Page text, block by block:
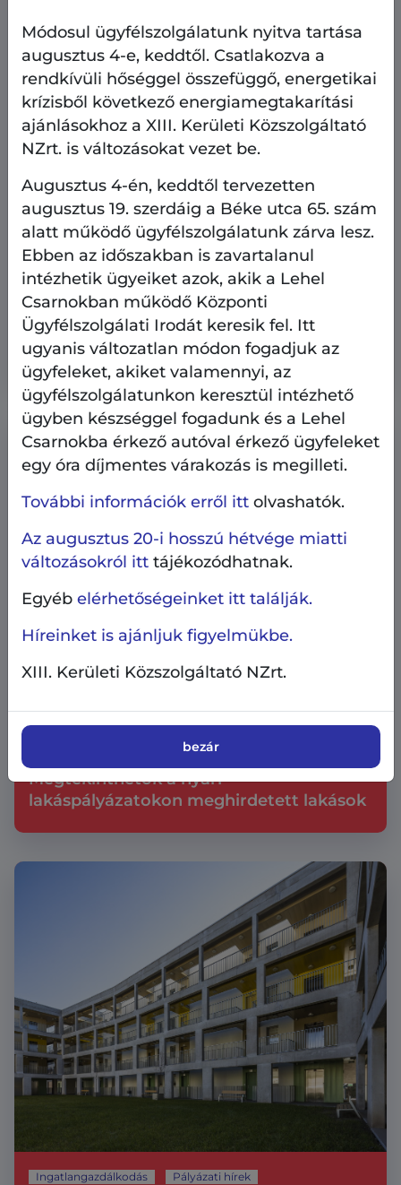
Ingatlangazdálkodás
Bérbe vehető üzlethelyiségek - 2026.
augusztus 7.
2026.08.7.
Ingatlangazdálkodás Pályázati hírek
Megtekinthetők a nyári
lakáspályázatokon meghirdetett lakások
Ingatlangazdálkodás Pályázati hírek
Módosul ügyfélszolgálatunk nyitva tartása
augusztus 4-e, keddtől. Csatlakozva a
rendkívüli hőséggel összefüggő, energetikai
krízisből következő energiamegtakarítási
ajánlásokhoz a XIII. Kerületi Közszolgáltató
NZrt. is változásokat vezet be.
Augusztus 4-én, keddtől tervezetten
augusztus 19. szerdáig a Béke utca 65. szám
alatt működő ügyfélszolgálatunk zárva lesz.
Ebben az időszakban is zavartalanul
intézhetik ügyeiket azok, akik a Lehel
Csarnokban működő Központi
Ügyfélszolgálati Irodát keresik fel. Itt
ugyanis változatlan módon fogadjuk az
ügyfeleket, akiket valamennyi, az
ügyfélszolgálatunkon keresztül intézhető
ügyben készséggel fogadunk és a Lehel
Csarnokba érkező autóval érkező ügyfeleket
egy óra díjmentes várakozás is megilleti.
További információk erről ittolvashatók.
Az augusztus 20-i hosszú hétvége miatti
változásokról itttájékozódhatnak.
Egyéb elérhetőségeinket itt találják.
Híreinket is ajánljuk figyelmükbe.
XIII. Kerületi Közszolgáltató NZrt.
bezár